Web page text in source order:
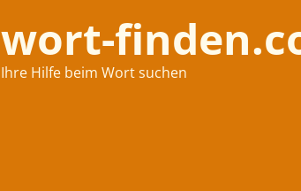
wort-
Ihre Hilfe beim Wort suchen